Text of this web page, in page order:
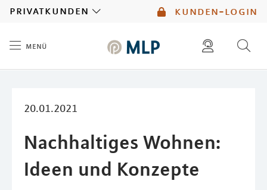
kunden-login
privatkunden
menü
20.01.2021
Nachhaltiges Wohnen:
Ideen und Konzepte